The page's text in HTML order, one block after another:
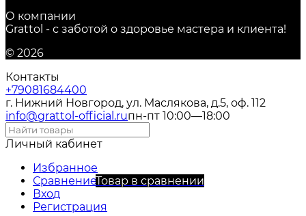
О компании
Grattol - с заботой о здоровье мастера и клиента!
© 2026
Контакты
+79081684400
г. Нижний Новгород, ул. Маслякова, д.5, оф. 112
info@grattol-official.ruпн-пт 10:00—18:00
Личный кабинет
Избранное
СравнениеТовар в сравнении
Вход
Регистрация